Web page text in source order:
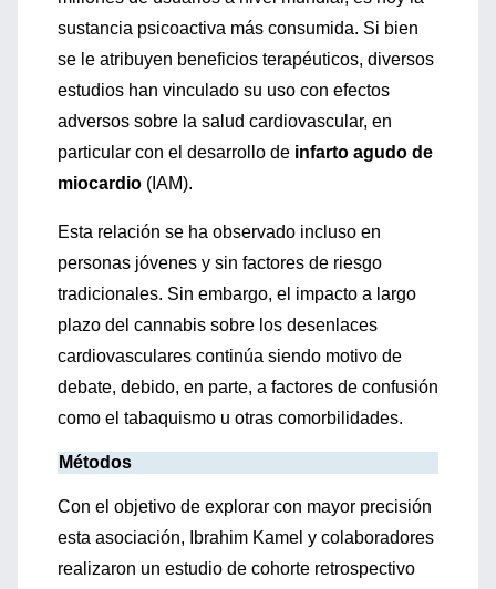
sustancia psicoactiva más consumida. Si bien
se le atribuyen beneficios terapéuticos, diversos
estudios han vinculado su uso con efectos
adversos sobre la salud cardiovascular, en
particular con el desarrollo de infarto agudo de
miocardio (IAM).
Esta relación se ha observado incluso en
personas jóvenes y sin factores de riesgo
tradicionales. Sin embargo, el impacto a largo
plazo del cannabis sobre los desenlaces
cardiovasculares continúa siendo motivo de
debate, debido, en parte, a factores de confusión
como el tabaquismo u otras comorbilidades.
Métodos
Con el objetivo de explorar con mayor precisión
esta asociación, Ibrahim Kamel y colaboradores
realizaron un estudio de cohorte retrospectivo